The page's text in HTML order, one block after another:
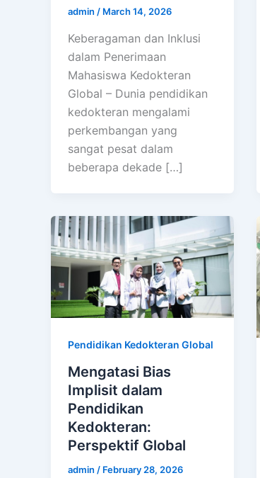
admin / March 14, 2026
Keberagaman dan Inklusi
dalam Penerimaan
Mahasiswa Kedokteran
Global – Dunia pendidikan
kedokteran mengalami
perkembangan yang
sangat pesat dalam
beberapa dekade […]
Pendidikan Kedokteran Global
Mengatasi Bias
Implisit dalam
Pendidikan
Kedokteran:
Perspektif Global
admin / February 28, 2026